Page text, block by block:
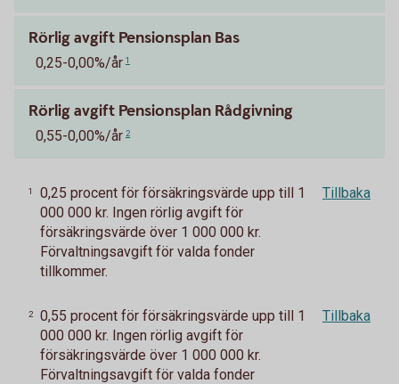
Rörlig avgift Pensionsplan Bas
0,25-0,00%/år 1
Rörlig avgift Pensionsplan Rådgivning
0,55-0,00%/år 2
1
0,25 procent för försäkringsvärde upp till 1
000 000 kr. Ingen rörlig avgift för
försäkringsvärde över 1 000 000 kr.
Förvaltningsavgift för valda fonder
tillkommer.
Tillbaka
2
0,55 procent för försäkringsvärde upp till 1
000 000 kr. Ingen rörlig avgift för
försäkringsvärde över 1 000 000 kr.
Förvaltningsavgift för valda fonder
Tillbaka